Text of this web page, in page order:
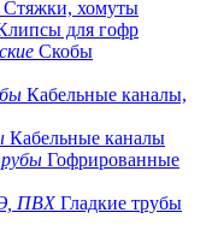
Стяжки, хомуты
для гофр
Скобы
Кабельные каналы,
Кабельные каналы
Гофрированные
Гладкие трубы